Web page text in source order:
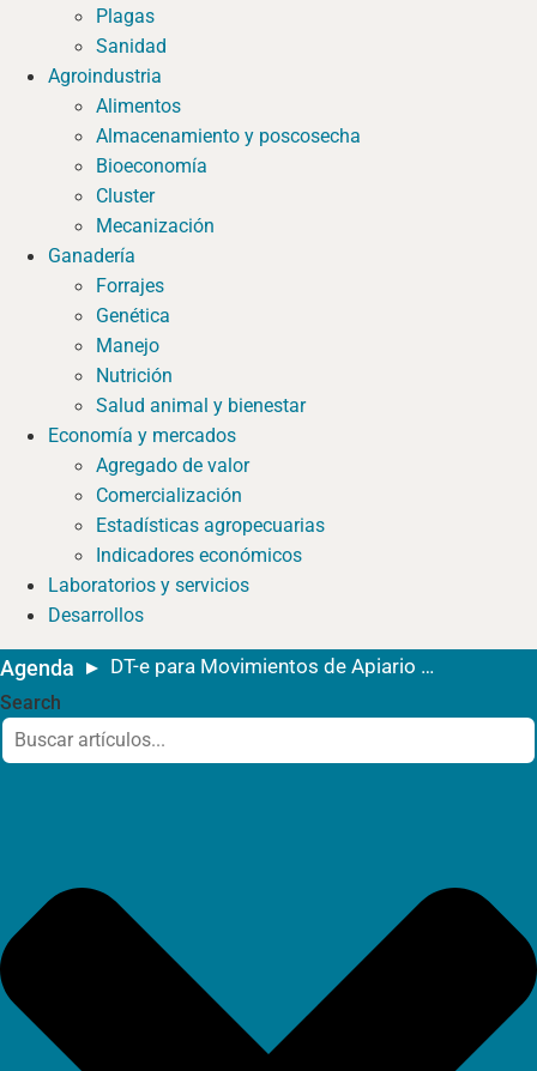
Plagas
Sanidad
Agroindustria
Alimentos
Almacenamiento y poscosecha
Bioeconomía
Cluster
Mecanización
Ganadería
Forrajes
Genética
Manejo
Nutrición
Salud animal y bienestar
Economía y mercados
Agregado de valor
Comercialización
Estadísticas agropecuarias
Indicadores económicos
Laboratorios y servicios
Desarrollos
Agenda DT-e para Movimientos de Apiario a Salas de Extracción
Search